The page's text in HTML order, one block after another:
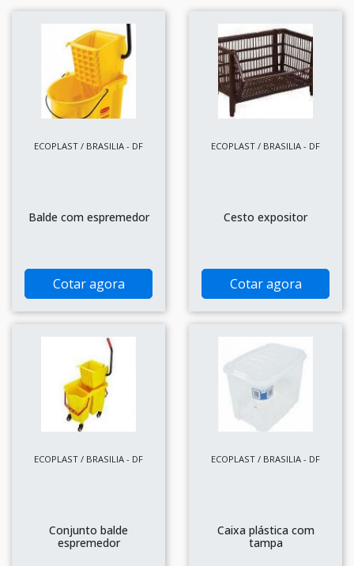
ECOPLAST / BRASILIA - DF
Balde com espremedor
Cotar agora
ECOPLAST / BRASILIA - DF
Cesto expositor
Cotar agora
ECOPLAST / BRASILIA - DF
Conjunto balde
espremedor
ECOPLAST / BRASILIA - DF
Caixa plástica com
tampa